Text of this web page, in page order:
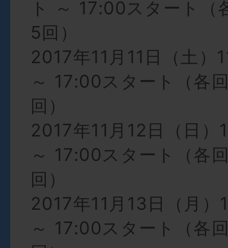
ト ～ 17:00スタート（
5回）
2017年11月11日（土）
～ 17:00スタート（各
回）
2017年11月12日（日）
～ 17:00スタート（各
回）
2017年11月13日（月
～ 17:00スタート（各